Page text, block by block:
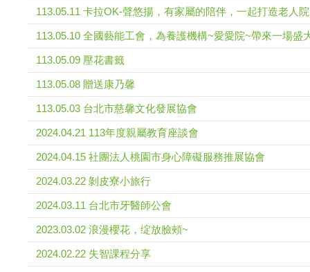
113.05.11 卡拉OK-聲悠揚，有家屬的陪伴，一起打造老人
113.05.10 全國藝能工會，為養護機構~愛愛院~帶來一場盛
113.05.09 壓花書籤
113.05.08 贈送康乃馨
113.05.03 台北市慈馨文化發展協會
2024.04.21 113年度親屬教育座談會
2024.04.15 社團法人桃園市身心障礙服務推展協會
2024.03.22 剝皮寮小旅行
2024.03.11 台北市牙醫師公會
2023.03.02 浪漫櫻花，绽放臉頰~
2024.02.22 失智課程分享